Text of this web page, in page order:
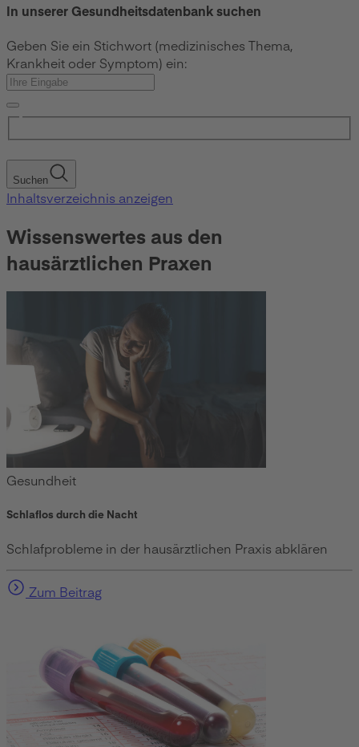
In unserer Gesundheitsdatenbank suchen
Geben Sie ein Stichwort (medizinisches Thema,
Krankheit oder Symptom) ein:
Suchen
Inhaltsverzeichnis anzeigen
Wissenswertes aus den
hausärztlichen Praxen
Gesundheit
Schlaflos durch die Nacht
Schlafprobleme in der hausärztlichen Praxis abklären
Zum Beitrag